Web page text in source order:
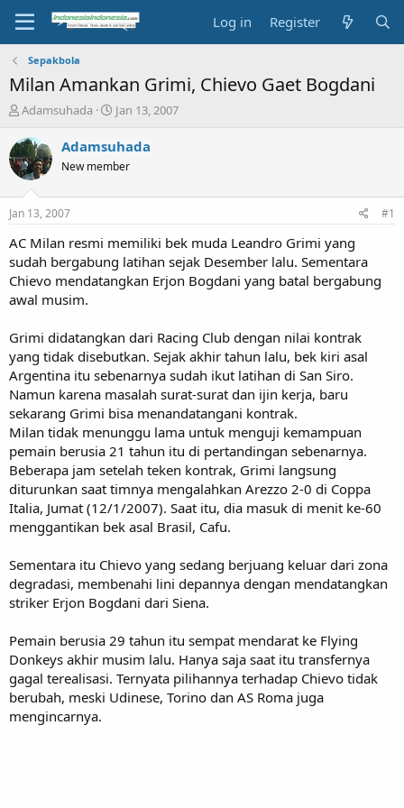
Log in Register
Sepakbola
Milan Amankan Grimi, Chievo Gaet Bogdani
T
r
e
a
t
a
t
e
r
Adamsuhada
S
a
t
e
Jan 13, 2007
Adamsuhada
New member
Jan 13, 2007 #1
AC Milan resmi memiliki bek muda Leandro Grimi yang
sudah bergabung latihan sejak Desember lalu. Sementara
Chievo mendatangkan Erjon Bogdani yang batal bergabung
awal musim.
Grimi didatangkan dari Racing Club dengan nilai kontrak
yang tidak disebutkan. Sejak akhir tahun lalu, bek kiri asal
Argentina itu sebenarnya sudah ikut latihan di San Siro.
Namun karena masalah surat-surat dan ijin kerja, baru
sekarang Grimi bisa menandatangani kontrak.
Milan tidak menunggu lama untuk menguji kemampuan
pemain berusia 21 tahun itu di pertandingan sebenarnya.
Beberapa jam setelah teken kontrak, Grimi langsung
diturunkan saat timnya mengalahkan Arezzo 2-0 di Coppa
Italia, Jumat (12/1/2007). Saat itu, dia masuk di menit ke-60
menggantikan bek asal Brasil, Cafu.
Sementara itu Chievo yang sedang berjuang keluar dari zona
degradasi, membenahi lini depannya dengan mendatangkan
striker Erjon Bogdani dari Siena.
Pemain berusia 29 tahun itu sempat mendarat ke Flying
Donkeys akhir musim lalu. Hanya saja saat itu transfernya
gagal terealisasi. Ternyata pilihannya terhadap Chievo tidak
berubah, meski Udinese, Torino dan AS Roma juga
mengincarnya.